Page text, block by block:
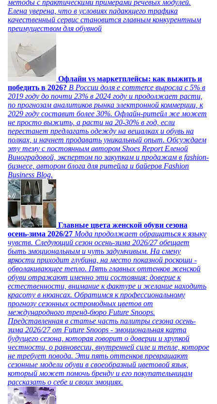
методы с практическими примерами речевых модулей.
Елена уверена, что в условиях падающего трафика
качественный сервис становится главным конкурентным
преимуществом для обувной
Офлайн vs маркетплейсы: как выжить и
победить в 2026? В России доля e commerce выросла с 5% в
2019 году до почти 23% в 2024 году и продолжает расти,
по прогнозам аналитиков рынка электронной коммерции, к
2029 году составит более 30%. Офлайн-ритейл же может
не просто выжить, а расти на 20-30% в год, если
перестанет предлагать одежду на вешалках и обувь на
полках, и начнет продавать уникальный опыт. Обсуждаем
эту тему с постоянным автором Shoes Report Еленой
Виноградовой, экспертом по закупкам и продажам в fashion-
бизнесе, автором блога для ритейла и байеров Fashion
Business Blog.
Главные цвета женской обуви сезона
осень-зима 2026/27 Мода продолжает обращаться к языку
чувств. Следующий сезон осень-зима 2026/27 обещает
быть эмоциональным и чуть задумчивым. На смену
яркости приходит глубина, на место показной роскоши -
обволакивающее тепло. Пять главных оттенков женской
обуви отражают именно эти состояния: доверие к
естественности, внимание к фактуре и желание находить
красоту в нюансах. Обратимся к профессиональному
прогнозу сезонных остромодных цветов от
международного тренд-бюро Future Snoops.
Представленная в статье часть палитры сезона осень-
зима 2026/27 от Future Snoops - эмоциональная карта
будущего сезона, которая говорит о доверии и хрупкой
честности, о равновесии, внутренней силе и тепле, которое
не требует повода. Эти пять оттенков превращают
сезонные модели обуви в своеобразный цветовой язык,
который может помочь бренду и его покупательницам
рассказать о себе и своих эмоциях.